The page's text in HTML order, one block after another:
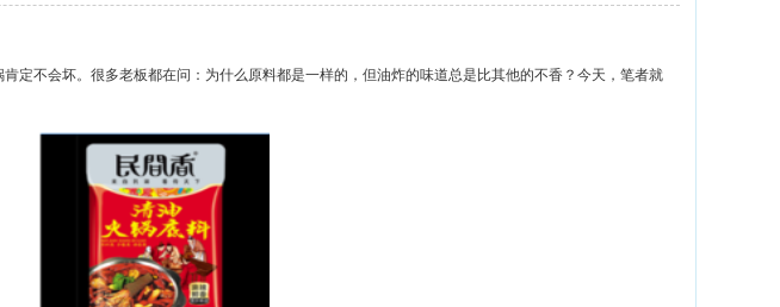
定不会坏。很多老板都在问：为什么原料都是一样的，但油炸的味道总是比其他的不香？今天，笔者就